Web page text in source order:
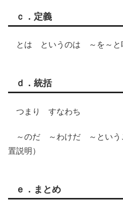
ｃ．定義
とは というのは ～を～と
ｄ．統括
つまり すなわち
～のだ ～わけだ ～という
置説明）
ｅ．まとめ